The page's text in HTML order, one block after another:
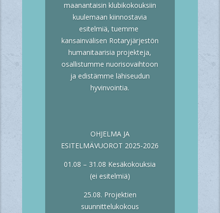
maanantaisin klubikokouksiin
kuulemaan kiinnostavia
esitelmiä, tuemme
kansainvälisen Rotaryjärjestön
humanitaarisia projekteja,
osallistumme nuorisovaihtoon
ja edistämme lähiseudun
hyvinvointia.
OHJELMA JA
ESITELMÄVUOROT 2025-2026
01.08 – 31.08 Kesäkokouksia
(ei esitelmiä)
25.08. Projektien
suunnittelukokous